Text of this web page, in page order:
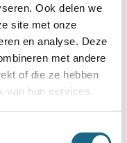
Ook delen we
site met onze
en analyse. Deze
met andere
of die ze hebben
van hun services.